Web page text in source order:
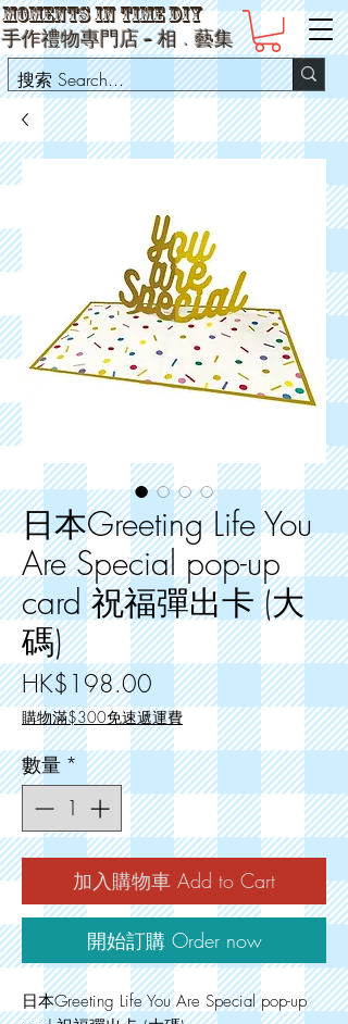
Moments in Time DIY
手作禮物專門店 -相 ﹒藝集
日本Greeting Life You
Are Special pop-up
card 祝福彈出卡 (大
碼)
HK$198.00 價
格
購物滿$300免速遞運費
數量 *
加入購物車 Add to Cart
開始訂購 Order now
日本Greeting Life You Are Special pop-up